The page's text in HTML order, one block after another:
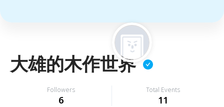
大雄的木作世界
Followers
6
Total Events
11